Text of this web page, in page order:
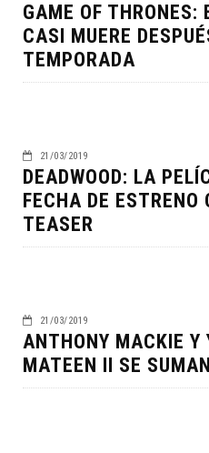
GAME OF THRONES:
CASI MUERE
TEMPORADA
21/03/2019
DEADWOOD: LA
FECHA DE ESTRENO
TEASER
21/03/2019
ANTHONY MACKIE Y
MATEEN II SE